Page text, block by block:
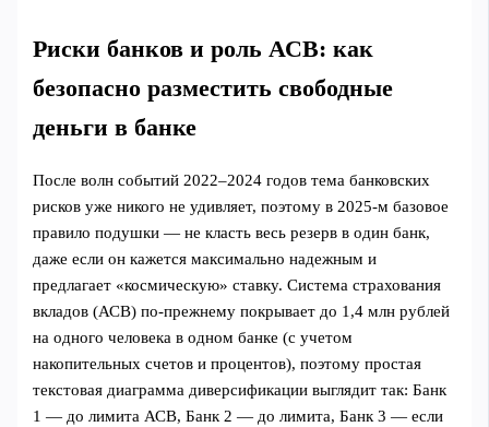
Риски банков и роль АСВ: как
безопасно разместить свободные
деньги в банке
После волн событий 2022–2024 годов тема банковских
рисков уже никого не удивляет, поэтому в 2025‑м базовое
правило подушки — не класть весь резерв в один банк,
даже если он кажется максимально надежным и
предлагает «космическую» ставку. Система страхования
вкладов (АСВ) по‑прежнему покрывает до 1,4 млн рублей
на одного человека в одном банке (с учетом
накопительных счетов и процентов), поэтому простая
текстовая диаграмма диверсификации выглядит так: Банк
1 — до лимита АСВ, Банк 2 — до лимита, Банк 3 — если